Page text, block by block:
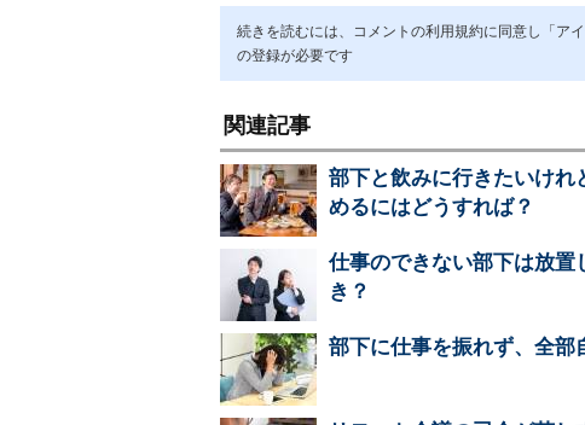
続きを読むには、コメントの利用規約に同意し「ア
の登録が必要です
関連記事
部下と飲みに行きたいけ
めるにはどうすれば？
仕事のできない部下は放
き？
部下に仕事を振れず、全